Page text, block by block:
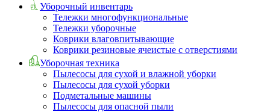
Уборочный инвентарь
Тележки многофункциональные
Тележки уборочные
Коврики влаговпитывающие
Коврики резиновые ячеистые с отверстиями
Уборочная техника
Пылесосы для сухой и влажной уборки
Пылесосы для сухой уборки
Подметальные машины
Пылесосы для опасной пыли